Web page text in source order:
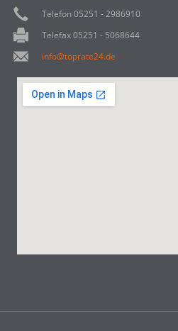
Telefon 05251 - 2986910
Telefax 05251 - 5068644
info@toprate24.de